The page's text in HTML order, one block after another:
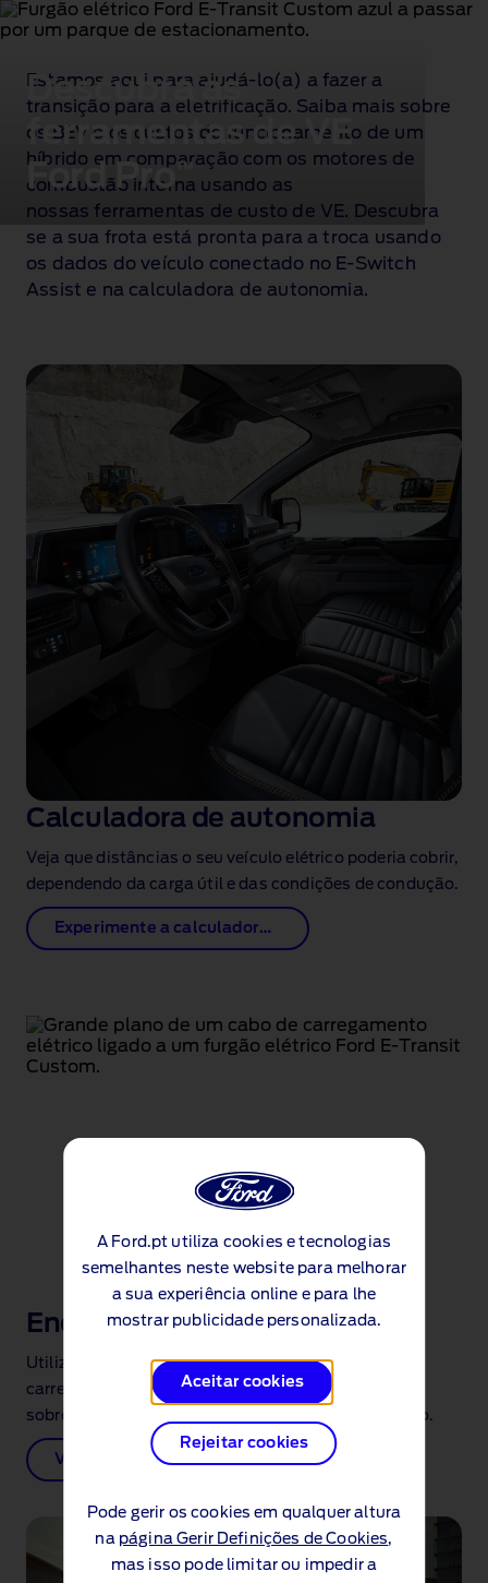
A Ford.pt utiliza cookies e tecnologias
semelhantes neste website para melhorar
a sua experiência online e para lhe
mostrar publicidade personalizada.
Aceitar cookies
Rejeitar cookies
Pode gerir os cookies em qualquer altura
na página Gerir Definições de Cookies,
mas isso pode limitar ou impedir a
Descubra as
ferramentas de VE
Ford Pro ™
Estamos aqui para ajudá‑lo(a) a fazer a
transição para a eletrificação. Saiba mais sobre
os BEV e os custos de funcionamento de um
híbrido em comparação com os motores de
combustão interna usando as
nossas ferramentas de custo de VE. Descubra
se a sua frota está pronta para a troca usando
os dados do veículo conectado no E‑Switch
Assist e na calculadora de autonomia.
Calculadora de autonomia
Veja que distâncias o seu veículo elétrico poderia cobrir,
dependendo da carga útil e das condições de condução.
Experimente a calculadora de autonomia
Encontrar um carregador
Utilize o nosso mapa para encontrar pontos de
carregamento nas proximidades com informações
sobre velocidade e disponibilidade de carregamento.
Ver mapa de carregadores